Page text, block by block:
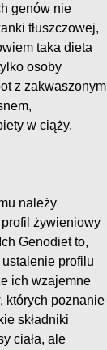
genów nie
tłuszczowej,
taka dieta
osoby
z zakwaszonym
w ciąży.
należy
żywieniowy
Genodiet to,
profilu
ich wzajemne
których poznanie
składniki
ciała, ale